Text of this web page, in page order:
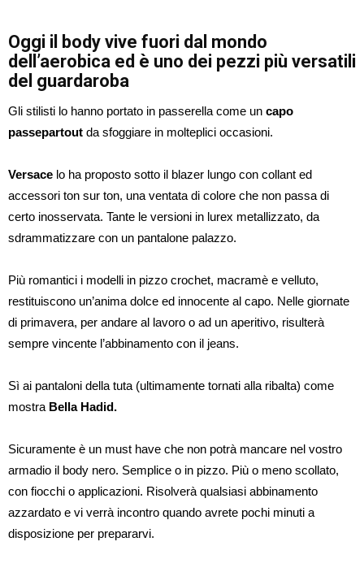
Oggi il body vive fuori dal mondo
dell’aerobica ed è uno dei pezzi più versatili
del guardaroba
Gli stilisti lo hanno portato in passerella come un capo
passepartout da sfoggiare in molteplici occasioni.
Versace lo ha proposto sotto il blazer lungo con collant ed
accessori ton sur ton, una ventata di colore che non passa di
certo inosservata. Tante le versioni in lurex metallizzato, da
sdrammatizzare con un pantalone palazzo.
Più romantici i modelli in pizzo crochet, macramè e velluto,
restituiscono un’anima dolce ed innocente al capo. Nelle giornate
di primavera, per andare al lavoro o ad un aperitivo, risulterà
sempre vincente l’abbinamento con il jeans.
Sì ai pantaloni della tuta (ultimamente tornati alla ribalta) come
mostra Bella Hadid.
Sicuramente è un must have che non potrà mancare nel vostro
armadio il body nero. Semplice o in pizzo. Più o meno scollato,
con fiocchi o applicazioni. Risolverà qualsiasi abbinamento
azzardato e vi verrà incontro quando avrete pochi minuti a
disposizione per prepararvi.